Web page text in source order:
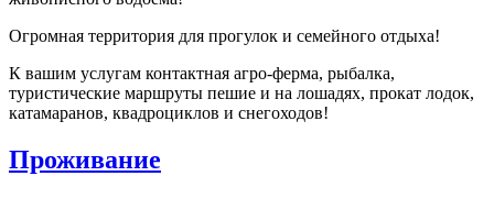
Огромная территория для прогулок и семейного отдыха!
К вашим услугам контактная агро-ферма, рыбалка,
туристические маршруты пешие и на лошадях, прокат лодок,
катамаранов, квадроциклов и снегоходов!
Проживание